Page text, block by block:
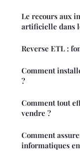
Le recours aux
artificielle dans
Reverse ETL :
Comment
?
Comment tout
vendre ?
Comment
informatiques